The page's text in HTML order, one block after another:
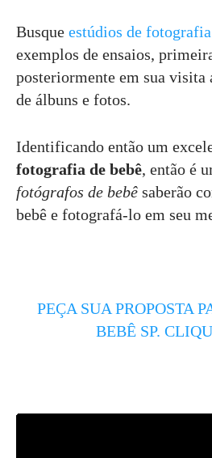
Busque estúdios de fotografia
exemplos de ensaios,
posteriormente em sua visita
de álbuns e fotos.
Identificando então um
fotografia de bebê, então é
fotógrafos de bebê saberão
bebê e fotografá-lo em seu
PEÇA SUA PROPOSTA
BEBÊ SP.